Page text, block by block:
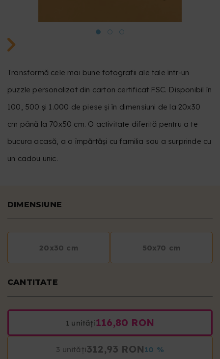
Transformă cele mai bune fotografii ale tale într-un
puzzle personalizat din carton certificat FSC. Disponibil în
100, 500 și 1.000 de piese și în dimensiuni de la 20x30
cm până la 70x50 cm. O activitate diferită pentru a te
bucura acasă, a o împărtăși cu familia sau a surprinde cu
un cadou unic.
DIMENSIUNE
20x30 cm 50x70 cm
CANTITATE
1 unități116,80 RON
3 unități312,93 RON10 %